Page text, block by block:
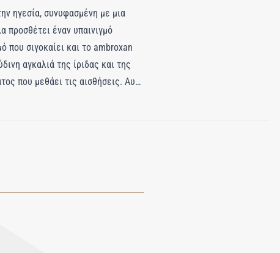
ηγεσία, συνυφασμένη με μια
προσθέτει έναν υπαινιγμό
που σιγοκαίει και το ambroxan
αγκαλιά της ίριδας και της
που μεθάει τις αισθήσεις. Αυτό
και πολυτελούς
την απεριόριστη απόλαυση.
μια απολαυστική